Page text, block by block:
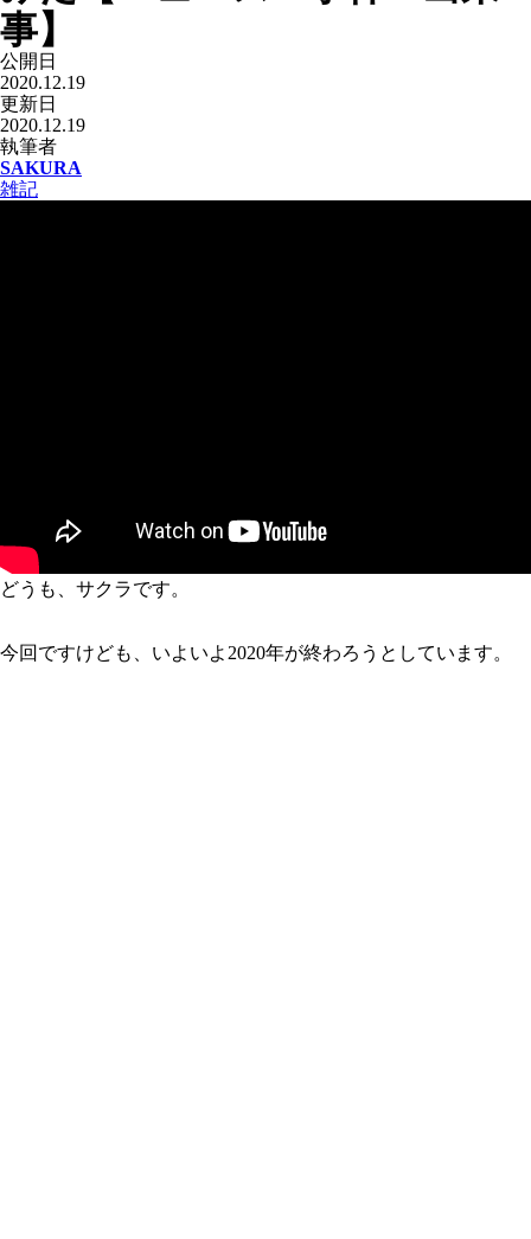
事】
公開日
2020.12.19
更新日
2020.12.19
執筆者
SAKURA
雑記
どうも、サクラです。
今回ですけども、いよいよ2020年が終わろうとしています。